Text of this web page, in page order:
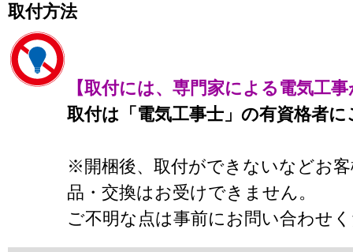
取付方法
【取付には、専門家による電気工
取付は「電気工事士」の有資格者
※開梱後、取付ができないなどお
品・交換はお受けできません。
ご不明な点は事前にお問い合わせ